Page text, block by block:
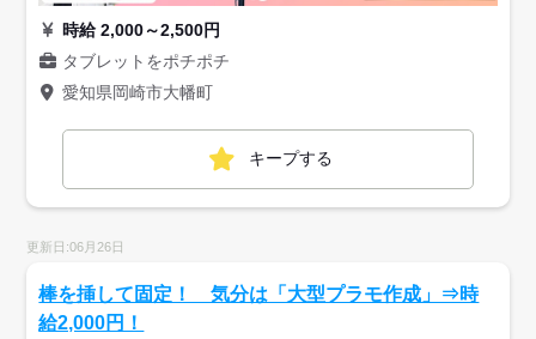
時給 2,000～2,500円
タブレットをポチポチ
愛知県岡崎市大幡町
キープする
更新日:06月26日
棒を挿して固定！ 気分は「大型プラモ作成」⇒時
給2,000円！